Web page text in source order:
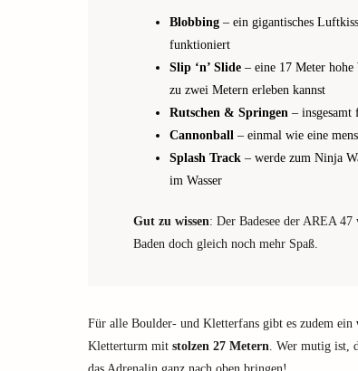
Blobbing – ein gigantisches
funktioniert
Slip ‘n’ Slide – eine 17 Meter hohe
zu zwei Metern erleben kannst
Rutschen & Springen –
Cannonball – einmal wie eine
Splash Track – werde zum Ninja
im Wasser
Gut zu wissen: Der Badesee der AREA
Baden doch gleich noch mehr Spaß.
Für alle Boulder- und Kletterfans gibt es zudem ein
Kletterturm mit stolzen 27 Metern. Wer mutig ist,